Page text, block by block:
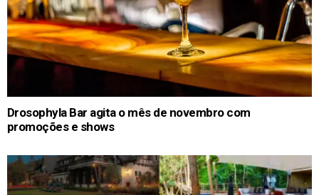
Drosophyla Bar agita o mês de novembro com
promoções e shows